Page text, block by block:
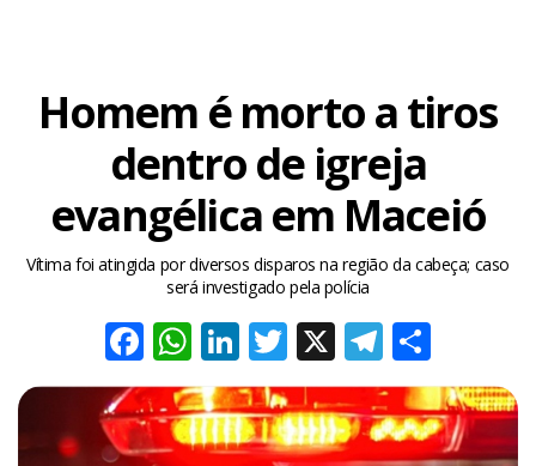
Homem é morto a tiros
dentro de igreja
evangélica em Maceió
Vítima foi atingida por diversos disparos na região da cabeça; caso
será investigado pela polícia
Facebook
WhatsApp
LinkedIn
Twitter
X